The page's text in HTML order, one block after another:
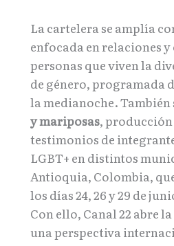
La cartelera se amplía
enfocada en relaciones
personas que viven la
de género, programada
la medianoche. También
y mariposas,
testimonios de
LGBT+ en distintos
Antioquia, Colombia,
los días 24, 26 y 29 de
Con ello, Canal 22 abre
una perspectiva